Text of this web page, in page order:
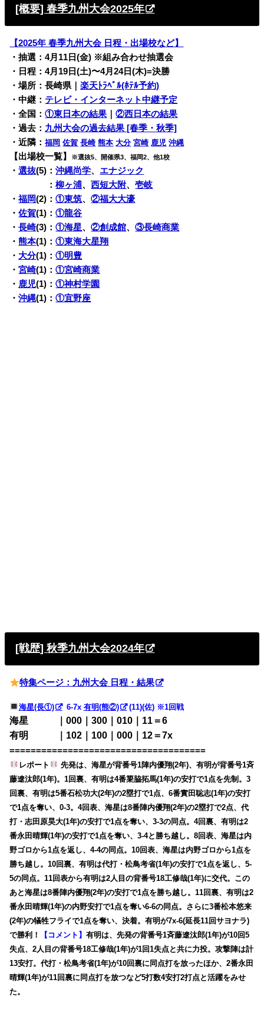
[概要] 春季九州大会2025年
【2025年 春季九州大会 日程・出場校など】
・抽選：4月11日(金) ※組み合わせ抽選会
・日程：4月19日(土)〜4月24日(木)=決勝
・場所：長崎県｜楽天ﾄﾗﾍﾞﾙ(ﾎﾃﾙ予約)
・中継： テレビ・インターネット中継予定
・全国：①東日本の結果 ｜②西日本の結果
・過去： 九州大会の過去結果 [春季・秋季]
・近隣：福岡 佐賀 長崎 熊本 大分 宮崎 鹿児 沖縄
【出場校一覧】 ※選抜5、開催県3、福岡2、他1校
・選抜(5)：沖縄尚学、 エナジック
：柳ヶ浦、西短大附、壱岐
・福岡(2)：①東筑、②福大大濠
・佐賀(1)：①龍谷
・長崎(3)：①海星、②創成館、③長崎商業
・熊本(1)：①東海大星翔
・ 大分(1)：①明豊
・宮崎(1)：①宮崎商業
・ 鹿児(1)：①神村学園
・沖縄(1)：①宜野座
[戦歴] 秋季九州大会2024年
特集ページ：九州大会 日程・結果
海星(長①) 6-7x 有明(熊②) (11)(佐) ※1回戦
海星 ｜000｜300｜010｜11＝6
有明 ｜102｜100｜000｜12＝7x
=====================================
レポート
先発は、海星が背番号1陣内優翔(2年)、有明が背番号1斉
藤遼汰郎(1年)。1回裏、有明は4番簗脇拓馬(1年)の安打で1点を先制。3
回裏、有明は5番石松功大(2年)の2塁打で1点、6番實田聡志(1年)の安打
で1点を奪い、0-3。4回表、海星は8番陣内優翔(2年)の2塁打で2点、代
打・志田原昊大(1年)の安打で1点を奪い、3-3の同点。4回裏、有明は2
番永田晴輝(1年)の安打で1点を奪い、3-4と勝ち越し。8回表、海星は内
野ゴロから1点を返し、4-4の同点。10回表、海星は内野ゴロから1点を
勝ち越し。10回裏、有明は代打・松鳥考省(1年)の安打で1点を返し、5-
5の同点。11回表から有明は2人目の背番号18工修哉(1年)に交代。この
あと海星は8番陣内優翔(2年)の安打で1点を勝ち越し。11回裏、有明は2
番永田晴輝(1年)の内野安打で1点を奪い6-6の同点。さらに3番松本悠来
(2年)の犠牲フライで1点を奪い、決着。有明が7x-6(延長11回サヨナラ)
で勝利！
【コメント】有明は、先発の背番号1斉藤遼汰郎(1年)が10回5
失点、2人目の背番号18工修哉(1年)が1回1失点と共に力投。攻撃陣は計
13安打。代打・松鳥考省(1年)が10回裏に同点打を放ったほか、2番永田
晴輝(1年)が11回裏に同点打を放つなど5打数4安打2打点と活躍をみせ
た。